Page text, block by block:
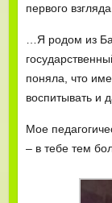
первого взгляда.
…Я родом из
поняла, что
воспитывать и
Мое
– в тебе тем